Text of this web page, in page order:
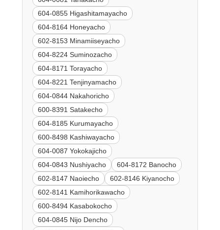
604-0855 Higashitamayacho
604-8164 Honeyacho
602-8153 Minamiiseyacho
604-8224 Suminozacho
604-8171 Torayacho
604-8221 Tenjinyamacho
604-0844 Nakahoricho
600-8391 Satakecho
604-8185 Kurumayacho
600-8498 Kashiwayacho
604-0087 Yokokajicho
604-0843 Nushiyacho
604-8172 Banocho
602-8147 Naoiecho
602-8146 Kiyanocho
602-8141 Kamihorikawacho
600-8494 Kasabokocho
604-0845 Nijo Dencho